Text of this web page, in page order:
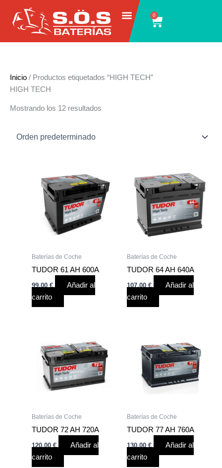
contenido
0
Carrito
Inicio / Productos etiquetados “HIGH TECH”
HIGH TECH
Mostrando los 12 resultados
Baterías de Coche
TUDOR 61 AH 600A
99,00€
Añadir al
carrito
Baterías de Coche
TUDOR 64 AH 640A
107,00€
Añadir al
carrito
Baterías de Coche
TUDOR 72 AH 720A
120,00 €
Añadir al
carrito
Baterías de Coche
TUDOR 77 AH 760A
130,00 €
Añadir al
carrito